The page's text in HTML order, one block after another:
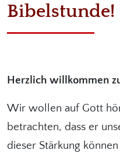
Bibelstunde!
Herzlich willkommen
Wir wollen auf Gott
betrachten, dass er
dieser Stärkung